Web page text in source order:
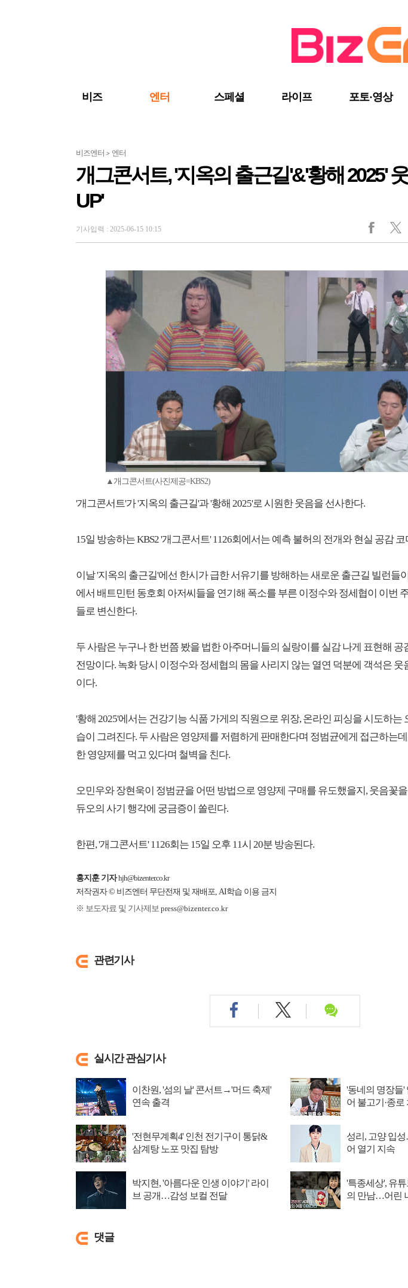
비즈 엔터 스페셜 라이프 포토·영상
비즈엔터 > 엔터
개그콘서트, '지옥의 출근길'&'황해 2025'
UP'
기사입력 : 2025-06-15 10:15
▲개그콘서트(사진제공=KBS2)
'개그콘서트'가 '지옥의 출근길'과 '황해 2025'로 시원한 웃음을 선사한다.
15일 방송하는 KBS2 '개그콘서트' 1126회에서는 예측 불허의 전개와 현실 공감
이날 '지옥의 출근길'에선 한시가 급한 서유기를 방해하는 새로운 출근길 빌런들
에서 배트민턴 동호회 아저씨들을 연기해 폭소를 부른 이정수와 정세협이 이번
들로 변신한다.
두 사람은 누구나 한 번쯤 봤을 법한 아주머니들의 실랑이를 실감 나게 표현해 공
전망이다. 녹화 당시 이정수와 정세협의 몸을 사리지 않는 열연 덕분에 객석은
이다.
'황해 2025'에서는 건강기능 식품 가게의 직원으로 위장, 온라인 피싱을 시도하는
습이 그려진다. 두 사람은 영양제를 저렴하게 판매한다며 정범균에게 접근하는
한 영양제를 먹고 있다며 철벽을 친다.
오민우와 장현욱이 정범균을 어떤 방법으로 영양제 구매를 유도했을지, 웃음꽃
듀오의 사기 행각에 궁금증이 쏠린다.
한편, '개그콘서트' 1126회는 15일 오후 11시 20분 방송된다.
홍지훈 기자 hjh@bizenter.co.kr
저작권자 © 비즈엔터 무단전재 및 재배포, AI학습 이용 금지
※ 보도자료 및 기사제보 press@bizenter.co.kr
관련기사
실시간 관심기사
이찬원, '섬의 날' 콘서트→'머드 축제'
연속 출격
'동네의 명장들'
어 불고기·종
'전현무계획4' 인천 전기구이 통닭&
삼계탕 노포 맛집 탐방
성리, 고양 입
어 열기 지속
박지현, '아름다운 인생 이야기' 라이
브 공개…감성 보컬 전달
'특종세상', 유
의 만남…어린
댓글